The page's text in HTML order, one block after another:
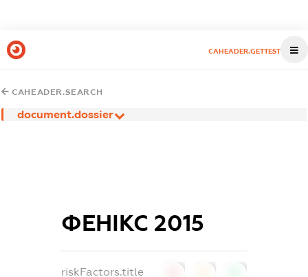
CAHEADER.GETTEST
CAHEADER.SEARCH
document.dossier
ФЕНІКС 2015
riskFactors.title